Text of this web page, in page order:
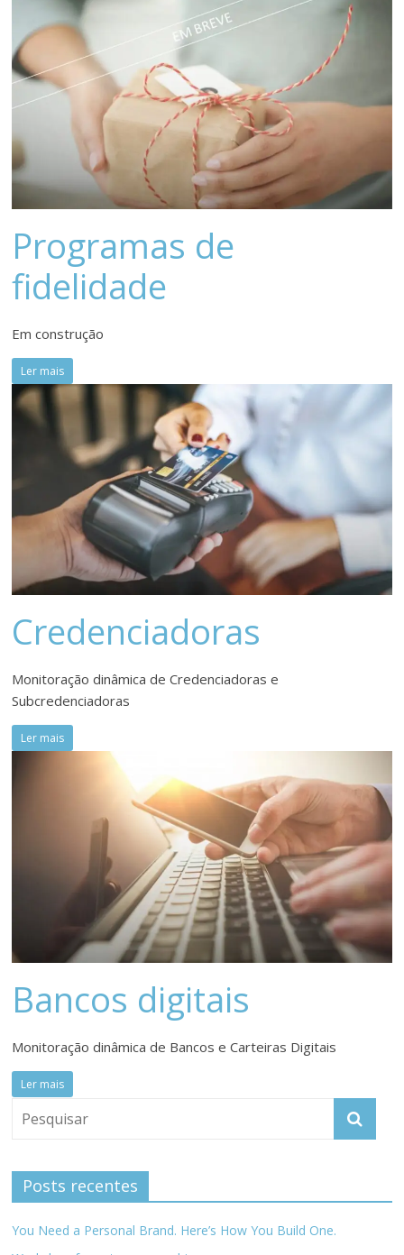
meios
de
pagamentos
Programas de
fidelidade
Em construção
Ler mais
Credenciadoras
Monitoração dinâmica de Credenciadoras e
Subcredenciadoras
Ler mais
Bancos digitais
Monitoração dinâmica de Bancos e Carteiras Digitais
Ler mais
Posts recentes
You Need a Personal Brand. Here’s How You Build One.